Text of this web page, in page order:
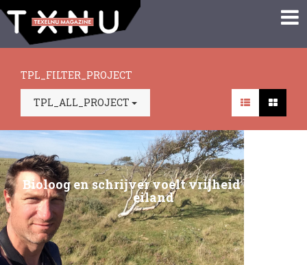
TPL_FILTER_PROJECT
TPL_ALL_PROJECT
Bioloog en schrijver voelt vrijheid op ons
eiland